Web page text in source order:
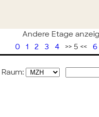
Andere Etage
0
1 2 3 4 >> 5 << 6